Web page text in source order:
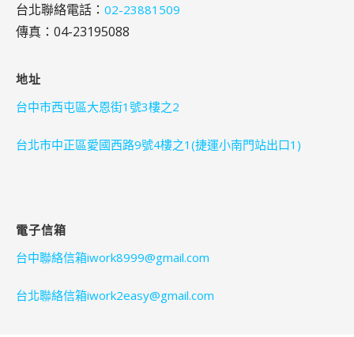
台北聯絡電話： 02-23881509
傳真：04-23195088
地址
台中市西屯區大恩街1號3樓之2
台北市中正區愛國西路9號4樓之1(捷運小南門站出口1)
電子信箱
台中聯絡信箱iwork8999@gmail.com
台北聯絡信箱iwork2easy@gmail.com